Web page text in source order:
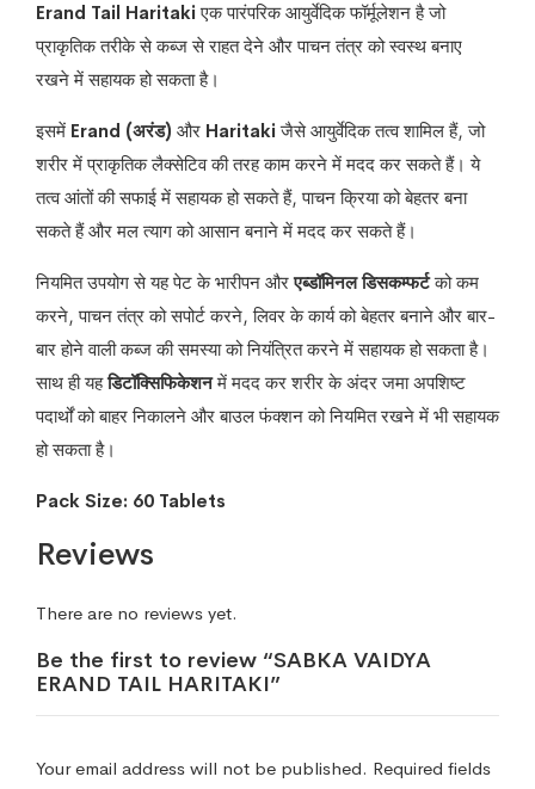
Erand Tail Haritaki एक पारंपरिक आयुर्वेदिक फॉर्मूलेशन है जो
प्राकृतिक तरीके से कब्ज से राहत देने और पाचन तंत्र को स्वस्थ बनाए
रखने में सहायक हो सकता है।
इसमें Erand (अरंड) और Haritaki जैसे आयुर्वेदिक तत्व शामिल हैं, जो
शरीर में प्राकृतिक लैक्सेटिव की तरह काम करने में मदद कर सकते हैं। ये
तत्व आंतों की सफाई में सहायक हो सकते हैं, पाचन क्रिया को बेहतर बना
सकते हैं और मल त्याग को आसान बनाने में मदद कर सकते हैं।
नियमित उपयोग से यह पेट के भारीपन औरएब्डॉमिनल डिसकम्फर्टको कम
करने, पाचन तंत्र को सपोर्ट करने, लिवर के कार्य को बेहतर बनाने और बार-
बार होने वाली कब्ज की समस्या को नियंत्रित करने में सहायक हो सकता है।
साथ ही यहडिटॉक्सिफिकेशनमें मदद कर शरीर के अंदर जमा अपशिष्ट
पदार्थों को बाहर निकालने और बाउल फंक्शन को नियमित रखने में भी सहायक
हो सकता है।
Pack Size: 60 Tablets
Reviews
There are no reviews yet.
Be the first to review “SABKA VAIDYA
ERAND TAIL HARITAKI”
Your email address will not be published. Required fields